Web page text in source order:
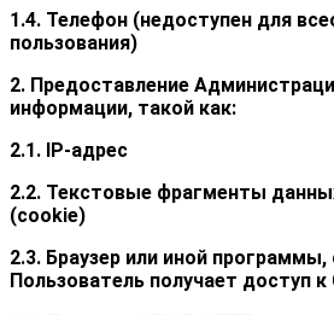
1.4. Телефон (недоступен для
пользования)
2. Предоставление
информации, такой как:
2.1. IP-адрес
2.2. Текстовые фрагменты
(cookie)
2.3. Браузер или иной
Пользователь получает доступ к